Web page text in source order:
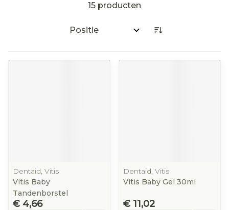
15 producten
Sorteer op:
Dentaid, Vitis
Vitis Baby
Tandenborstel
€ 4,66
Dentaid, Vitis
Vitis Baby Gel 30ml
€ 11,02